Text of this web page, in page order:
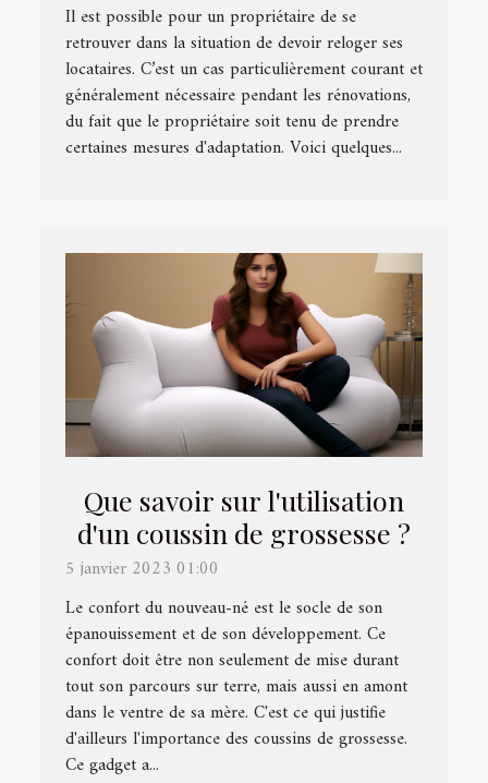
Il est possible pour un propriétaire de se
retrouver dans la situation de devoir reloger ses
locataires. C’est un cas particulièrement courant et
généralement nécessaire pendant les rénovations,
du fait que le propriétaire soit tenu de prendre
certaines mesures d'adaptation. Voici quelques...
Que savoir sur l'utilisation
d'un coussin de grossesse ?
5 janvier 2023 01:00
Le confort du nouveau-né est le socle de son
épanouissement et de son développement. Ce
confort doit être non seulement de mise durant
tout son parcours sur terre, mais aussi en amont
dans le ventre de sa mère. C'est ce qui justifie
d'ailleurs l'importance des coussins de grossesse.
Ce gadget a...